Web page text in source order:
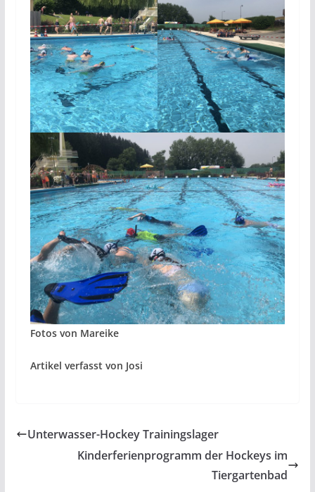
Fotos von Mareike
Artikel verfasst von Josi
Unterwasser-Hockey Trainingslager
Kinderferienprogramm der Hockeys im
Tiergartenbad